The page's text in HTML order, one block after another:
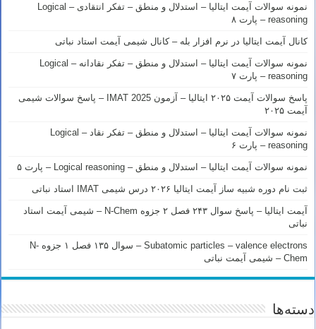
نمونه سوالات آیمت ایتالیا – استدلال و منطق – تفکر انتقادی – Logical
reasoning – پارت ۸
کانال آیمت ایتالیا در نرم افزار بله – کانال شیمی آیمت استاد نباتی
نمونه سوالات آیمت ایتالیا – استدلال و منطق – تفکر نقادانه – Logical
reasoning – پارت ۷
پاسخ سوالات آیمت ۲۰۲۵ ایتالیا – آزمون IMAT 2025 – پاسخ سوالات شیمی
آیمت ۲۰۲۵
نمونه سوالات آیمت ایتالیا – استدلال و منطق – تفکر نقاد – Logical
reasoning – پارت ۶
نمونه سوالات آیمت ایتالیا – استدلال و منطق – Logical reasoning – پارت ۵
ثبت نام دوره شبیه ساز آیمت ایتالیا ۲۰۲۶ درس شیمی IMAT استاد نباتی
آیمت ایتالیا – پاسخ سوال ۲۴۳ فصل ۲ جزوه N-Chem – شیمی آیمت استاد
نباتی
Subatomic particles – valence electrons – سوال ۱۳۵ فصل ۱ جزوه N-
Chem – شیمی آیمت نباتی
دسته‌ها